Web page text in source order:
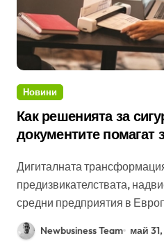
Новини
Как решенията за
документите помагат
Дигиталната трансформация е едно от
предизвикателствата,
средни предприятия в
Newbusiness Team май